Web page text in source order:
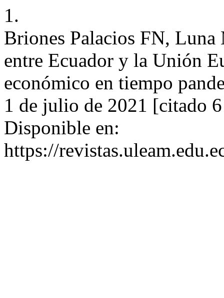
1.
Briones Palacios FN,
entre Ecuador y la Unión
económico en tiempo
1 de julio de 2021 [citado
Disponible en:
https://